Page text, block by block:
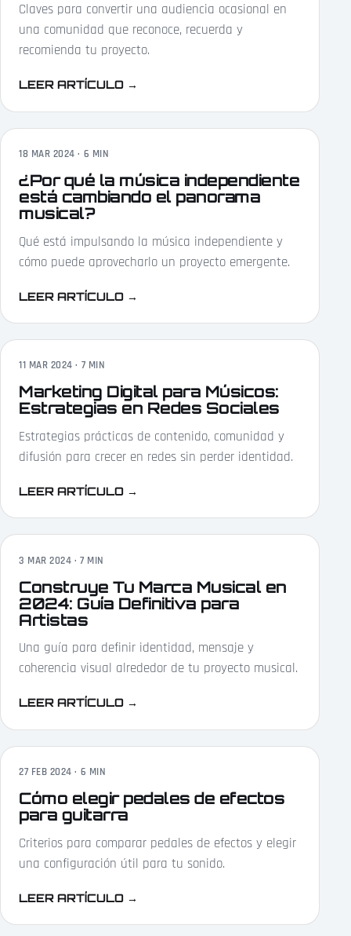
Claves para convertir una audiencia ocasional en
una comunidad que reconoce, recuerda y
recomienda tu proyecto.
LEER ARTÍCULO →
18 MAR 2024 · 6 MIN
¿Por qué la música independiente
está cambiando el panorama
musical?
Qué está impulsando la música independiente y
cómo puede aprovecharlo un proyecto emergente.
LEER ARTÍCULO →
11 MAR 2024 · 7 MIN
Marketing Digital para Músicos:
Estrategias en Redes Sociales
Estrategias prácticas de contenido, comunidad y
difusión para crecer en redes sin perder identidad.
LEER ARTÍCULO →
3 MAR 2024 · 7 MIN
Construye Tu Marca Musical en
2024: Guía Definitiva para
Artistas
Una guía para definir identidad, mensaje y
coherencia visual alrededor de tu proyecto musical.
LEER ARTÍCULO →
27 FEB 2024 · 6 MIN
Cómo elegir pedales de efectos
para guitarra
Criterios para comparar pedales de efectos y elegir
una configuración útil para tu sonido.
LEER ARTÍCULO →